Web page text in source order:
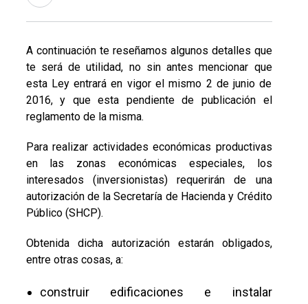
A continuación te reseñamos algunos detalles que
te será de utilidad, no sin antes mencionar que
esta Ley entrará en vigor el mismo 2 de junio de
2016, y que esta pendiente de publicación el
reglamento de la misma.
Para realizar actividades económicas productivas
en las zonas económicas especiales, los
interesados (inversionistas) requerirán de una
autorización de la Secretaría de Hacienda y Crédito
Público (SHCP).
Obtenida dicha autorización estarán obligados,
entre otras cosas, a:
construir edificaciones e instalar